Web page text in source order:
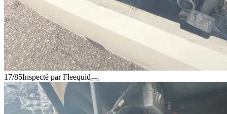
17/85Inspecté par Fleequid